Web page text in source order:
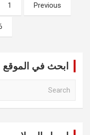
صفحات
Previous
1
ابحث في الموقع